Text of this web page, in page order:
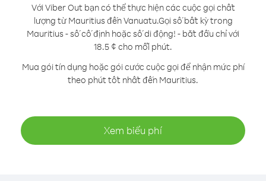
Với Viber Out bạn có thể thực hiện các cuộc gọi chất
lượng từ Mauritius đến Vanuatu.Gọi số bất kỳ trong
Mauritius - số cố định hoặc số di động! - bắt đầu chỉ với
18.5 ¢ cho mỗi phút.
Mua gói tín dụng hoặc gói cước cuộc gọi để nhận mức phí
theo phút tốt nhất đến Mauritius.
Xem biểu phí